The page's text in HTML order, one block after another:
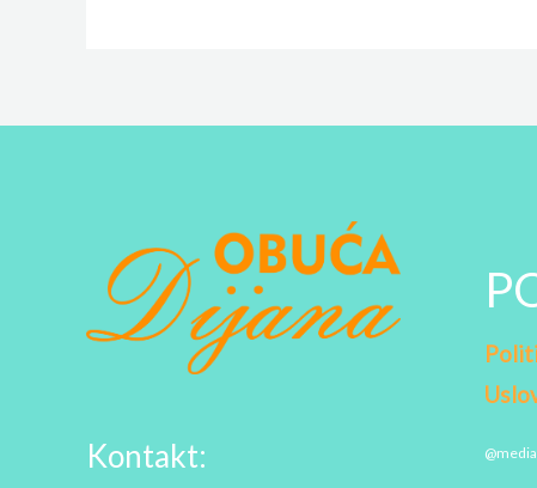
Kontakt: @media